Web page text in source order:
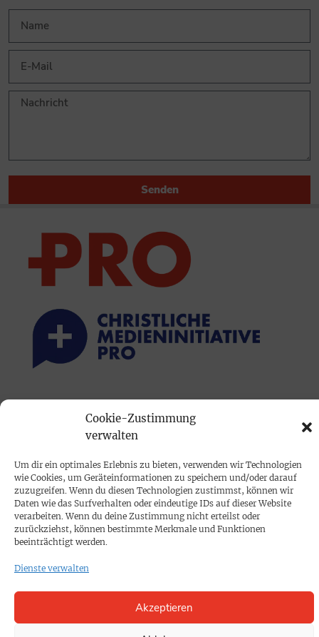
Cookie-Zustimmung
verwalten
Um dir ein optimales Erlebnis zu bieten, verwenden wir Technologien
wie Cookies, um Geräteinformationen zu speichern und/oder darauf
zuzugreifen. Wenn du diesen Technologien zustimmst, können wir
Daten wie das Surfverhalten oder eindeutige IDs auf dieser Website
verarbeiten. Wenn du deine Zustimmung nicht erteilst oder
zurückziehst, können bestimmte Merkmale und Funktionen
beeinträchtigt werden.
Dienste verwalten
Akzeptieren
Senden
PRINTAUSGABE
Mediadaten
PROKOMPAKT
Impressum
SPENDEN
KONTAKT